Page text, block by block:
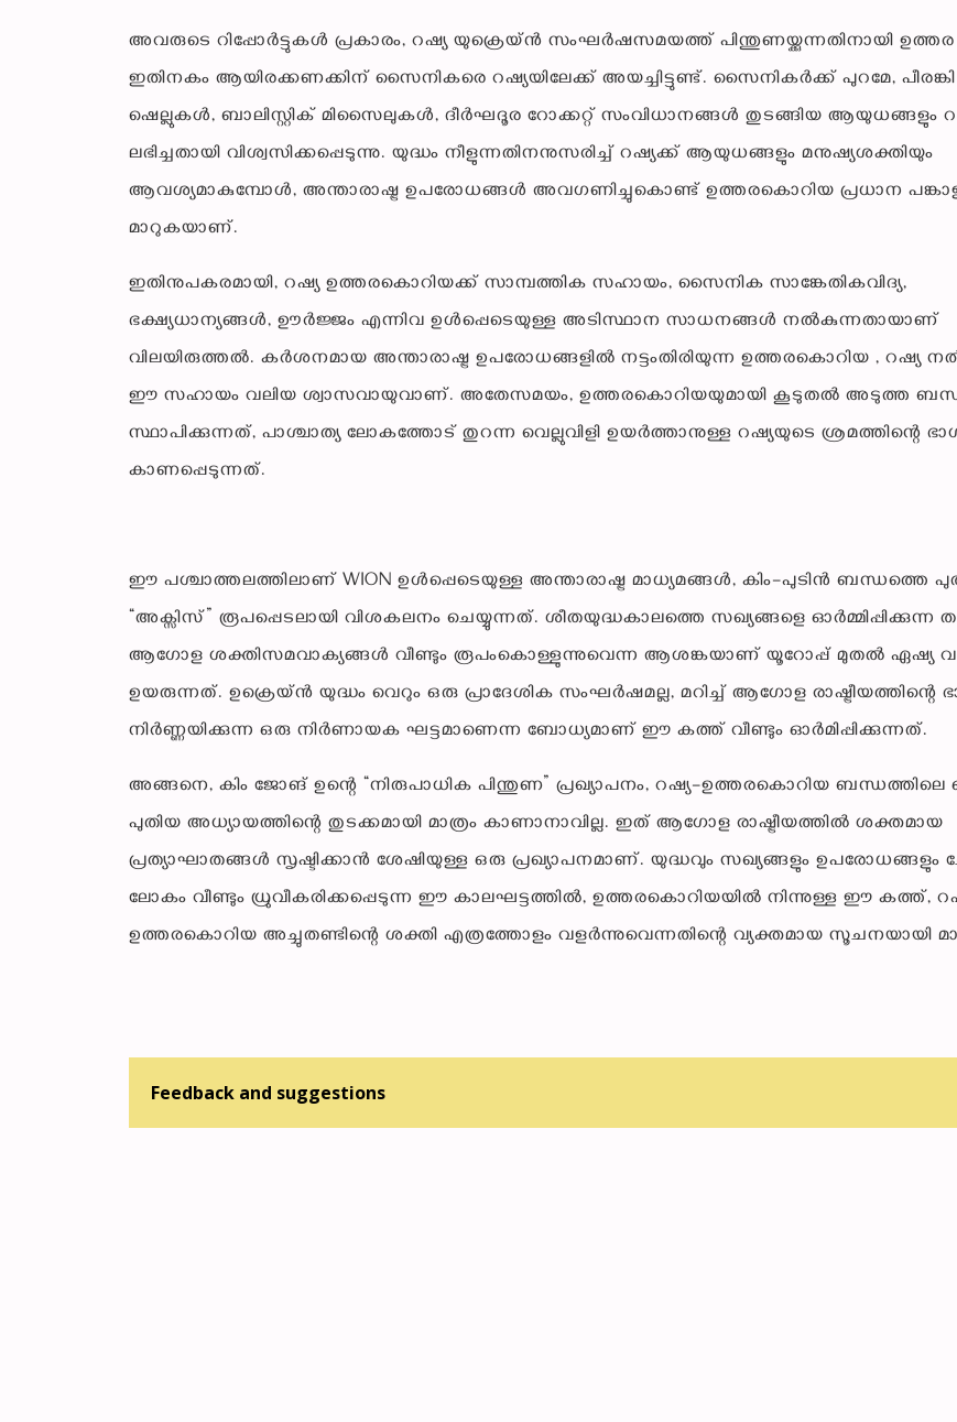
അവരുടെ റിപ്പോർട്ടുകൾ പ്രകാരം, റഷ്യ യുക്രെയ്ൻ സംഘർഷസമയത്ത് പിന്തുണയ്ക്കുന്നതിനായി
ഇതിനകം ആയിരക്കണക്കിന് സൈനികരെ റഷ്യയിലേക്ക് അയച്ചിട്ടുണ്ട്. സൈനികർക്ക് പുറമേ, പീരങ്കി
ഷെല്ലുകൾ, ബാലിസ്റ്റിക് മിസൈലുകൾ, ദീർഘദൂര റോക്കറ്റ് സംവിധാനങ്ങൾ തുടങ്ങിയ ആയുധങ്ങളും
ലഭിച്ചതായി വിശ്വസിക്കപ്പെടുന്നു. യുദ്ധം നീളുന്നതിനനുസരിച്ച് റഷ്യക്ക് ആയുധങ്ങളും മനുഷ്യശക്തിയും
ആവശ്യമാകുമ്പോൾ, അന്താരാഷ്ട്ര ഉപരോധങ്ങൾ അവഗണിച്ചുകൊണ്ട് ഉത്തരകൊറിയ പ്രധാന
മാറുകയാണ്.
ഇതിനുപകരമായി, റഷ്യ ഉത്തരകൊറിയക്ക് സാമ്പത്തിക സഹായം, സൈനിക സാങ്കേതികവിദ്യ,
ഭക്ഷ്യധാന്യങ്ങൾ, ഊർജ്ജം എന്നിവ ഉൾപ്പെടെയുള്ള അടിസ്ഥാന സാധനങ്ങൾ നൽകുന്നതായാണ്
വിലയിരുത്തൽ. കർശനമായ അന്താരാഷ്ട്ര ഉപരോധങ്ങളിൽ നട്ടംതിരിയുന്ന ഉത്തരകൊറിയ , റഷ്യ
ഈ സഹായം വലിയ ശ്വാസവായുവാണ്. അതേസമയം, ഉത്തരകൊറിയയുമായി കൂടുതൽ അടുത്ത
സ്ഥാപിക്കുന്നത്, പാശ്ചാത്യ ലോകത്തോട് തുറന്ന വെല്ലുവിളി ഉയർത്താനുള്ള റഷ്യയുടെ ശ്രമത്തിന്റെ
കാണപ്പെടുന്നത്.
ഈ പശ്ചാത്തലത്തിലാണ് WION ഉൾപ്പെടെയുള്ള അന്താരാഷ്ട്ര മാധ്യമങ്ങൾ, കിം–പുടിൻ ബന്ധത്തെ
“അക്സിസ്” രൂപപ്പെടലായി വിശകലനം ചെയ്യുന്നത്. ശീതയുദ്ധകാലത്തെ സഖ്യങ്ങളെ ഓർമ്മിപ്പിക്കുന്ന
ആഗോള ശക്തിസമവാക്യങ്ങൾ വീണ്ടും രൂപംകൊള്ളുന്നുവെന്ന ആശങ്കയാണ് യൂറോപ്പ് മുതൽ ഏഷ്യ
ഉയരുന്നത്. ഉക്രെയ്ൻ യുദ്ധം വെറും ഒരു പ്രാദേശിക സംഘർഷമല്ല, മറിച്ച് ആഗോള രാഷ്ട്രീയത്തിന്റെ
നിർണ്ണയിക്കുന്ന ഒരു നിർണായക ഘട്ടമാണെന്ന ബോധ്യമാണ് ഈ കത്ത് വീണ്ടും ഓർമിപ്പിക്കുന്നത്.
അങ്ങനെ, കിം ജോങ് ഉന്റെ “നിരുപാധിക പിന്തുണ” പ്രഖ്യാപനം, റഷ്യ–ഉത്തരകൊറിയ ബന്ധത്തിലെ
പുതിയ അധ്യായത്തിന്റെ തുടക്കമായി മാത്രം കാണാനാവില്ല. ഇത് ആഗോള രാഷ്ട്രീയത്തിൽ ശക്തമായ
പ്രത്യാഘാതങ്ങൾ സൃഷ്ടിക്കാൻ ശേഷിയുള്ള ഒരു പ്രഖ്യാപനമാണ്. യുദ്ധവും സഖ്യങ്ങളും ഉപരോധങ്ങളും
ലോകം വീണ്ടും ധ്രുവീകരിക്കപ്പെടുന്ന ഈ കാലഘട്ടത്തിൽ, ഉത്തരകൊറിയയിൽ നിന്നുള്ള ഈ കത്ത്,
ഉത്തരകൊറിയ അച്ചുതണ്ടിന്റെ ശക്തി എത്രത്തോളം വളർന്നുവെന്നതിന്റെ വ്യക്തമായ സൂചനയായി
Feedback and suggestions